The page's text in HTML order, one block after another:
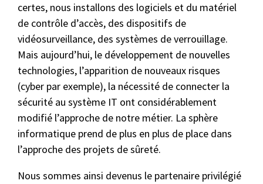
certes, nous installons des logiciels et du matériel
de contrôle d’accès, des dispositifs de
vidéosurveillance, des systèmes de verrouillage.
Mais aujourd’hui, le développement de nouvelles
technologies, l’apparition de nouveaux risques
(cyber par exemple), la nécessité de connecter la
sécurité au système IT ont considérablement
modifié l’approche de notre métier. La sphère
informatique prend de plus en plus de place dans
l’approche des projets de sûreté.
Nous sommes ainsi devenus le partenaire privilégié